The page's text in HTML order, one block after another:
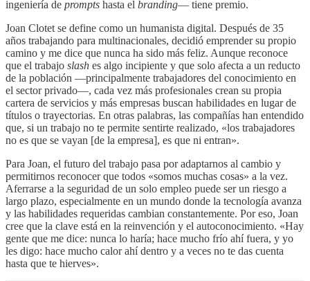
ingeniería de prompts hasta el branding— tiene premio.
Joan Clotet se define como un humanista digital. Después de 35
años trabajando para multinacionales, decidió emprender su propio
camino y me dice que nunca ha sido más feliz. Aunque reconoce
que el trabajo slash es algo incipiente y que solo afecta a un reducto
de la población —principalmente trabajadores del conocimiento en
el sector privado—, cada vez más profesionales crean su propia
cartera de servicios y más empresas buscan habilidades en lugar de
títulos o trayectorias. En otras palabras, las compañías han entendido
que, si un trabajo no te permite sentirte realizado, «los trabajadores
no es que se vayan [de la empresa], es que ni entran».
Para Joan, el futuro del trabajo pasa por adaptarnos al cambio y
permitirnos reconocer que todos «somos muchas cosas» a la vez.
Aferrarse a la seguridad de un solo empleo puede ser un riesgo a
largo plazo, especialmente en un mundo donde la tecnología avanza
y las habilidades requeridas cambian constantemente. Por eso, Joan
cree que la clave está en la reinvención y el autoconocimiento. «Hay
gente que me dice: nunca lo haría; hace mucho frío ahí fuera, y yo
les digo: hace mucho calor ahí dentro y a veces no te das cuenta
hasta que te hierves».